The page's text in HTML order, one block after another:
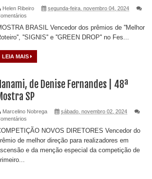
Helen Ribeiro
segunda-feira, novembro 04, 2024
BRASIL Vencedor dos prêmios de ''Melhor
''SIGNIS'' e ''GREEN DROP'' no Fes...
LEIA MAIS
de Denise Fernandes | 48ª
SP
Marcelino Nobrega
sábado, novembro 02, 2024
NOVOS DIRETORES Vencedor do
de melhor direção para realizadores em
e da menção especial da competição de